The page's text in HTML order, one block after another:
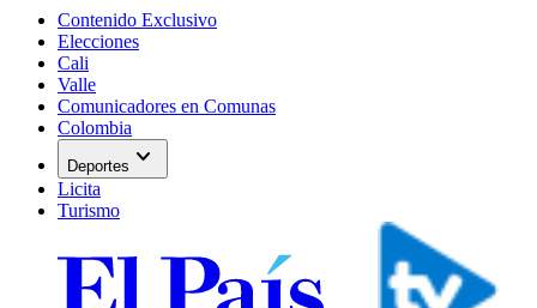
Contenido Exclusivo
Elecciones
Cali
Valle
Comunicadores en Comunas
Colombia
Deportes expand_more
Licita
Turismo